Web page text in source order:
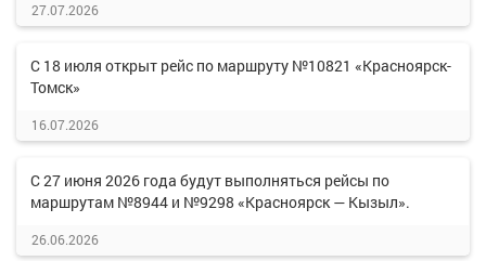
27.07.2026
С 18 июля открыт рейс по маршруту №10821 «Красноярск-
Томск»
16.07.2026
С 27 июня 2026 года будут выполняться рейсы по
маршрутам №8944 и №9298 «Красноярск — Кызыл».
26.06.2026